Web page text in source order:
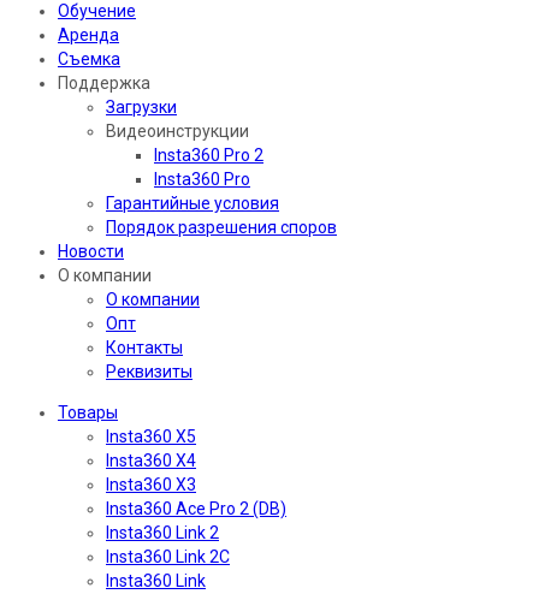
Обучение
Аренда
Съемка
Поддержка
Загрузки
Видеоинструкции
Insta360 Pro 2
Insta360 Pro
Гарантийные условия
Порядок разрешения споров
Новости
О компании
О компании
Опт
Контакты
Реквизиты
Товары
Insta360 X5
Insta360 X4
Insta360 X3
Insta360 Ace Pro 2 (DB)
Insta360 Link 2
Insta360 Link 2C
Insta360 Link